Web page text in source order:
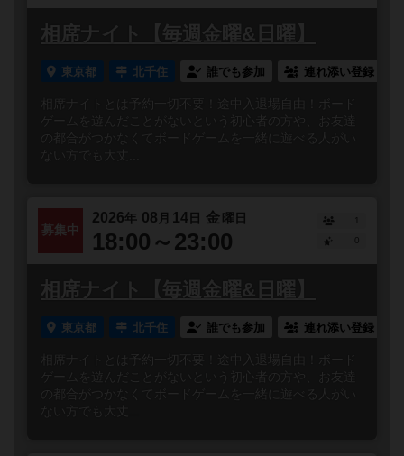
相席ナイト【毎週金曜&日曜】
東京都 北千住 誰でも参加 連れ添い登録
相席ナイトとは予約一切不要！途中入退場自由！ボード
ゲームを遊んだことがないという初心者の方や、お友達
の都合がつかなくてボードゲームを一緒に遊べる人がい
ない方でも大丈...
募集中
2026年 08 月 14 日 金曜日
18:00～23:00
1
相席ナイト【毎週金曜&日曜】
東京都 北千住 誰でも参加 連れ添い登録
相席ナイトとは予約一切不要！途中入退場自由！ボード
ゲームを遊んだことがないという初心者の方や、お友達
の都合がつかなくてボードゲームを一緒に遊べる人がい
ない方でも大丈...